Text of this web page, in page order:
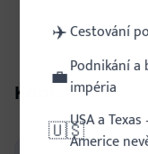
Komentáře
✈️Cestování
💼Podnikání
impéria
🇺🇸USA a
Americe